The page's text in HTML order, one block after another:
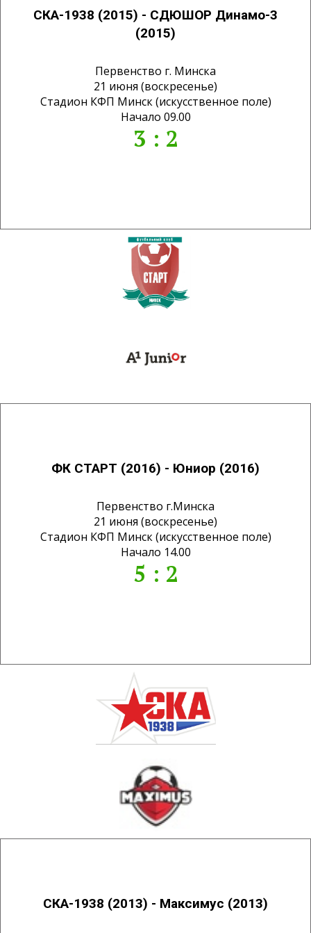
СКА-1938 (2015) - СДЮШОР Динамо-3
(2015)
Первенство г. Минска
21 июня (воскресенье)
Стадион КФП Минск (искусственное поле)
Начало 09.00
3 : 2
ФК СТАРТ (2016) - Юниор (2016)
Первенство г.Минска
21 июня (воскресенье)
Стадион КФП Минск (искусственное поле)
Начало 14.00
5 : 2
СКА-1938 (2013) - Максимус (2013)